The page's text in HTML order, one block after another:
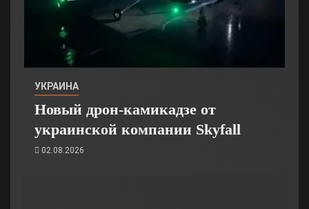
УКРАИНА
Новый дрон-камикадзе от
украинской компании Skyfall
02.08.2026